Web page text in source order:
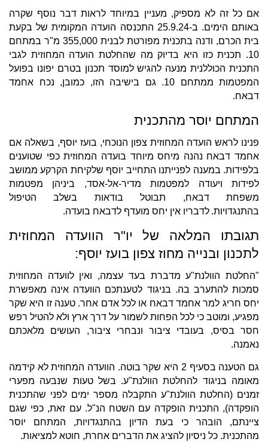
אם כל זה לא מספיק, מעניין במיוחד לראות דבר נוסף שקרה
באותם הימים. ב-25.9.24 התכנסה הועדה המקומית של בקעת
בית הכרם, ודנה בתכנית מפורטת לבנית 355,000 מ"ר במתחם
10. תכנית כזו היא בדיוק מה שהחלטת הועדה המחוזית לגבי
התכנית הכוללנית מנעה להגיש למוסד תכנון בטרם יפונו בפועל
המפטמות ממתחם 10. גם בישיבה הזו, כמובן, נכח אחמד
דבאח.
המתחם יוסר מהתכנית
פנינו לראש הועדה המחוזית צפון הנוכחי, בועז יוסף, בשאלה אם
אחמד דבאח נהנה מיחס מיוחד בועדה המחוזית כפי שטוענים
בלפידות. במענה לפנייתנו התחייב יוסף שלקיחת הקרקע ממושב
לפידות ויעודה למפטמות מדיר-אל-אסד, ביניהן מפטמות
משפחת דבאח, תבוטל בודאות בשלב הטיפול
בהתנגדויות. לדבריו אין יחס מועדף לדבאח בועדה.
תגובתו המלאה של יו"ר הוועדה המחוזית
לתכנון ובנייה מחוז צפון בועז יוסף:
"החלטת הוולנת"ע מדברת בעד עצמה, ואין לוועדה המחוזית
סמכות להתערב בה. בניגוד לטענתכם הוועדה אינה מאפשרת
יחס חריג למר אחמד דבאח או לכל אדם אחר. טענה זו היא שקר
מפגיע, ומוטב כי לכל הפחות לשמור על דרך ארץ ולא להטיל רפש
חסר בסיס, בעובדי ציבור ונבחרי ציבור, העושים מלאכתם
נאמנה.
גם הטענה בסעיף 2 היא שקר בוטה. הוועדה המחוזית לא קידמה
מאומה בניגוד להחלטת הוולנת"ע. בשל טעות שנבעה מפערי
זמנים (החלטת הוולנת"ע התקבלה מספר ימים לפני שהתכנית
הופקדה), התכנית הופקדה עם השטח הנ"ל. עם זאת, כפי שגם
ציינתם, הובהר כי בעת הדיון בהתנגדויות, המתחם יוסר
מהתכנית. כל ניסיון להציג את הדברים אחרת, חוטא למציאות.